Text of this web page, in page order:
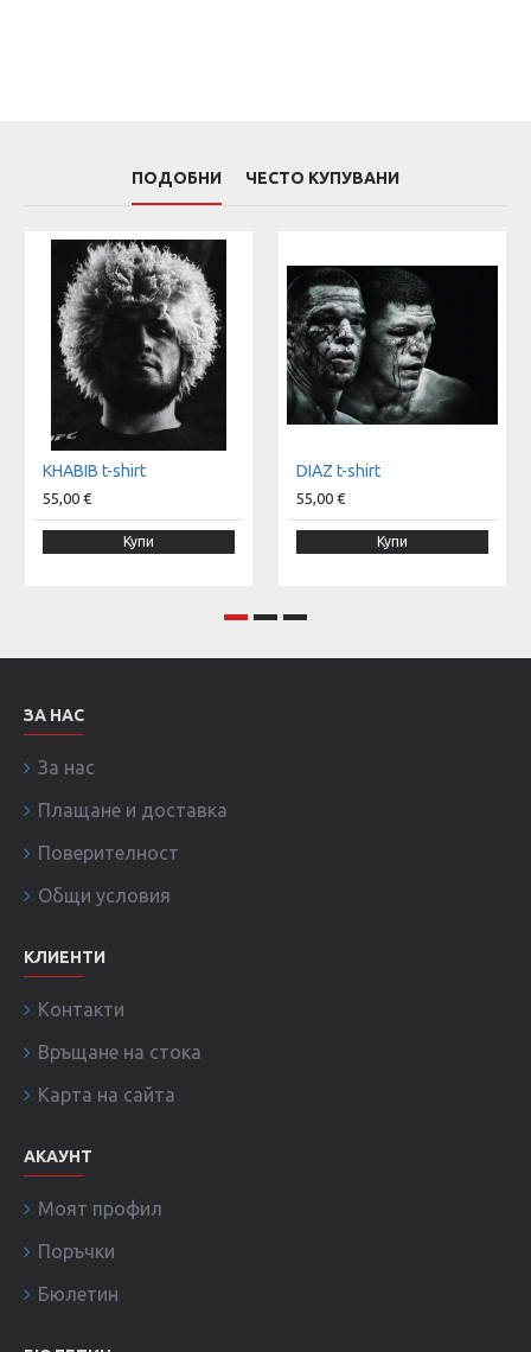
ПОДОБНИ ЧЕСТО КУПУВАНИ
KHABIB t-shirt
55,00 €
Купи
DIAZ t-shirt
55,00 €
Купи
ЗА НАС
За нас
Плащане и доставка
Поверителност
Общи условия
КЛИЕНТИ
Контакти
Връщане на стока
Карта на сайта
АКАУНТ
Моят профил
Поръчки
Бюлетин